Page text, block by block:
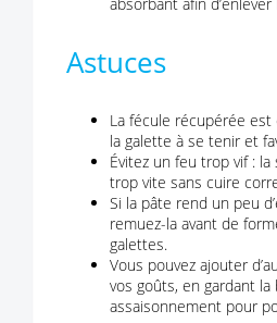
Astuces
La fécule récupérée
la galette à se tenir et
Évitez un feu trop vif :
trop vite sans cuire
Si la pâte rend un peu
remuez-la avant de
galettes.
Vous pouvez ajouter
vos goûts, en gardant la
assaisonnement pour